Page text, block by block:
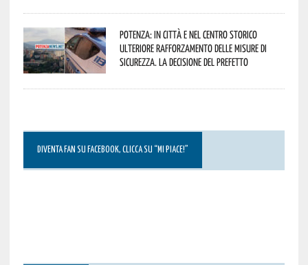
Potenza: in città e nel centro storico
ulteriore rafforzamento delle misure di
sicurezza. La decisione del Prefetto
DIVENTA FAN SU FACEBOOK, CLICCA SU “MI PIACE!”